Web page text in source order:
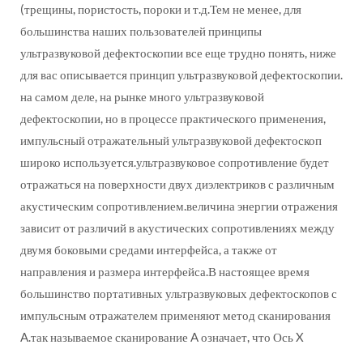
(трещины, пористость, пороки и т.д.Тем не менее, для
большинства наших пользователей принципы
ультразвуковой дефектоскопии все еще трудно понять, ниже
для вас описывается принцип ультразвуковой дефектоскопии.
на самом деле, на рынке много ультразвуковой
дефектоскопии, но в процессе практического применения,
импульсный отражательный ультразвуковой дефектоскоп
широко используется.ультразвуковое сопротивление будет
отражаться на поверхности двух диэлектриков с различным
акустическим сопротивлением.величина энергии отражения
зависит от различий в акустических сопротивлениях между
двумя боковыми средами интерфейса, а также от
направления и размера интерфейса.В настоящее время
большинство портативных ультразвуковых дефектоскопов с
импульсным отражателем применяют метод сканирования
A.так называемое сканирование A означает, что Ось X